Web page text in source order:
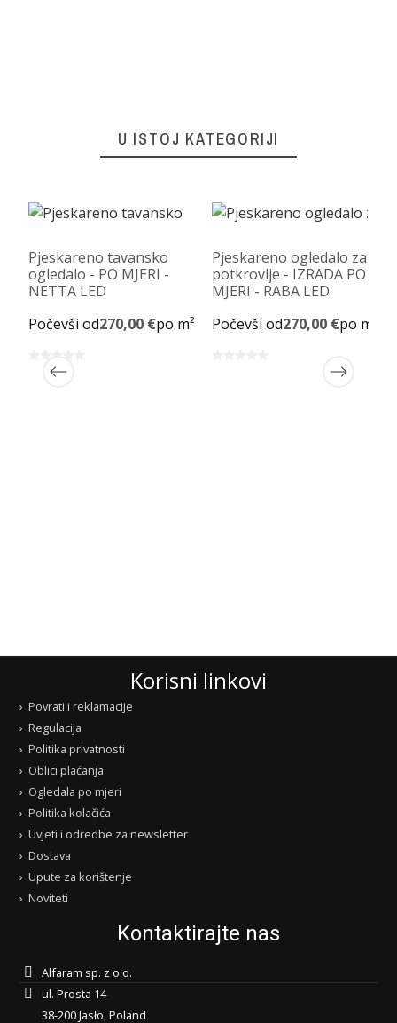
U ISTOJ KATEGORIJI
Pjeskareno tavansko
ogledalo - PO MJERI -
NETTA LED
Počevši od270,00 €po m²
Pjeskareno ogledalo za
potkrovlje - IZRADA PO
MJERI - RABA LED
Počevši od270,00 €po m²
Korisni linkovi
Povrati i reklamacije
Regulacija
Politika privatnosti
Oblici plaćanja
Ogledala po mjeri
Politika kolačića
Uvjeti i odredbe za newsletter
Dostava
Upute za korištenje
Noviteti
Kontaktirajte nas
Alfaram sp. z o.o.
ul. Prosta 14
38-200 Jasło, Poland